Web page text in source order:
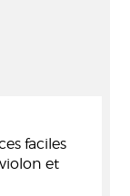
faciles
et